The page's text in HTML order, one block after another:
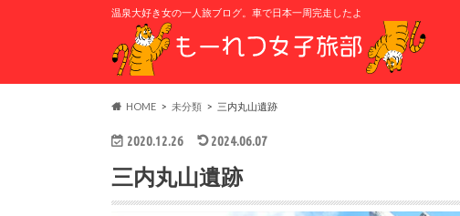
温泉大好き女の一人旅ブログ。車で日本一周完走したよ
HOME 未分類 三内丸山遺跡
2020.12.26 2024.06.07
三内丸山遺跡